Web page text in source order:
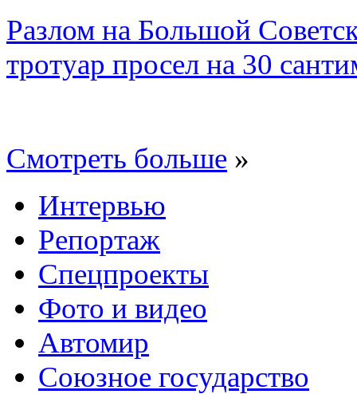
Разлом на Большой
тротуар просел на 30
Смотреть больше »
Интервью
Репортаж
Спецпроекты
Фото и видео
Автомир
Союзное государство